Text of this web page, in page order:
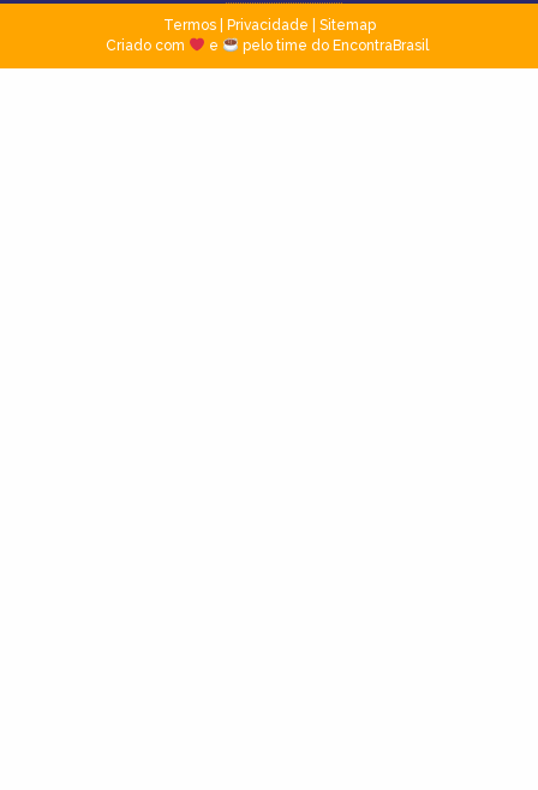
Termos| Privacidade
Sitemap
Criado com
e pelo time do EncontraBrasil